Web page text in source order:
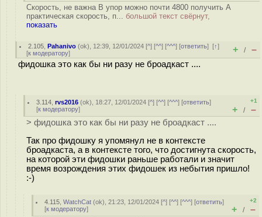
Скорость, не важна В упор можно почти 4800 получить А
практическая скорость, п... большой текст свёрнут,
показать
2.105 ,Pahanivo (ok), 12:39, 12/01/2024 [^] [^^] [^^^] [ответить][↑]
[к модератору] + / –
фидошка это как бы ни разу не броадкаст ....
3.114 ,rvs2016 (ok), 18:27, 12/01/2024 [^] [^^] [^^^] [ответить]
[к модератору]
+1
+ / –
> фидошка это как бы ни разу не броадкаст ....
Так про фидошку я упомянул не в контексте
броадкаста, а в контексте того, что достигнута скорость,
на которой эти фидошки раньше работали и значит
время возрождения этих фидошек из небытия пришло!
:-)
4.115 ,WatchCat (ok), 21:23, 12/01/2024 [^] [^^] [^^^] [ответить]
[к модератору]
+2
+ / –